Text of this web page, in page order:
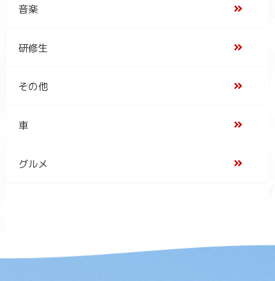
音楽
研修生
その他
車
グルメ